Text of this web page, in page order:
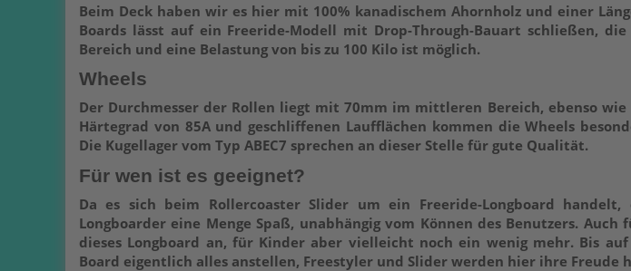
Beim Deck haben wir es hier mit 100% kanadischem Ahornholz und einer
Boards lässt auf ein Freeride-Modell mit Drop-Through-Bauart schließen,
Bereich und eine Belastung von bis zu 100 Kilo ist möglich.
Wheels
Der Durchmesser der Rollen liegt mit 70mm im mittleren Bereich, ebenso
Härtegrad von 85A und geschliffenen Laufflächen kommen die Wheels
Die Kugellager vom Typ ABEC7 sprechen an dieser Stelle für gute Qualität.
Für wen ist es geeignet?
Da es sich beim Rollercoaster Slider um ein Freeride-Longboard
Longboarder eine Menge Spaß, unabhängig vom Können des Benutzers.
dieses Longboard an, für Kinder aber vielleicht noch ein wenig mehr. Bis
Board eigentlich alles anstellen, Freestyler und Slider werden hier ihre Freude